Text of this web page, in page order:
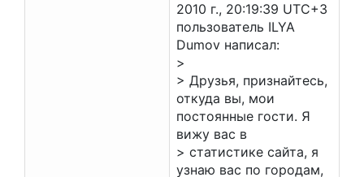
2010 г., 20:19:39 UTC+3
пользователь ILYA
Dumov написал:
>
> Друзья, признайтесь,
откуда вы, мои
постоянные гости. Я
вижу вас в
> статистике сайта, я
узнаю вас по городам,